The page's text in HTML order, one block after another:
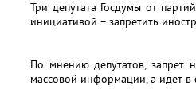
Три депутата Госдумы от
инициативой – запретить
По мнению депутатов, запрет
массовой информации, а идет в